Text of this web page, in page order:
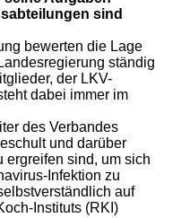
sind
bewerten die Lage
ständig
der LKV-
dabei immer im
des Verbandes
und darüber
ergreifen sind, um sich
Infektion zu
auf
Instituts (RKI)